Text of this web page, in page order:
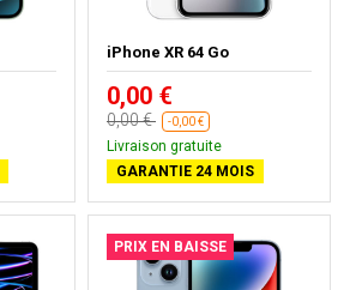
iPhone XR 64 Go
0,00 €
0,00 € -0,00 €
Livraison gratuite
GARANTIE 24 MOIS
PRIX EN BAISSE